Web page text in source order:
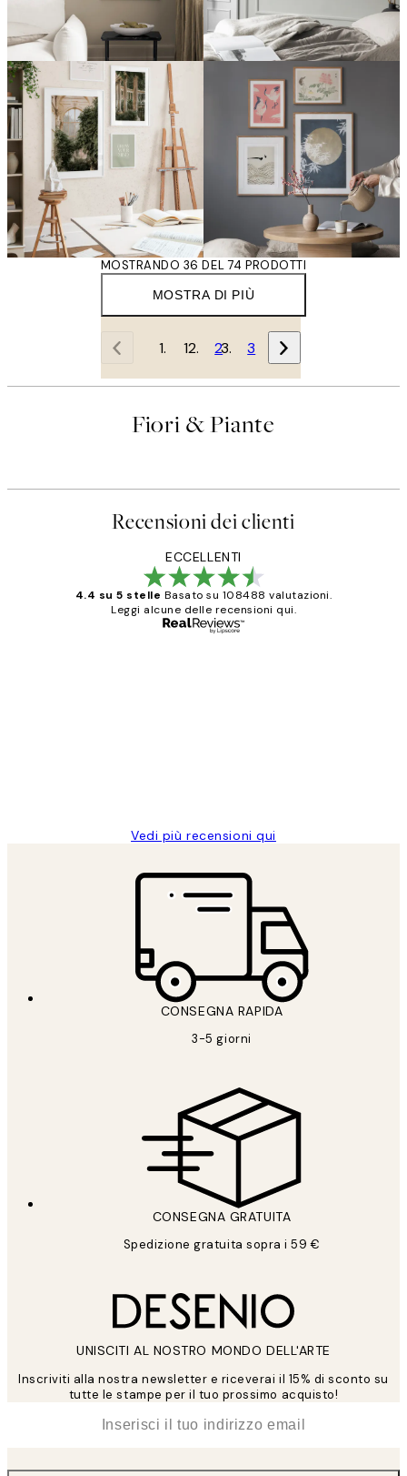
MOSTRA DI PIÙ
MOSTRANDO 36 DEL 74 PRODOTTI
1 2 3
Fiori & Piante
Recensioni dei clienti
ECCELLENTI
4.4 su 5 stelle Basato su 108488 valutazioni.
Leggi alcune delle recensioni qui.
Vedi più recensioni qui
CONSEGNA RAPIDA
3-5 giorni
CONSEGNA GRATUITA
Spedizione gratuita sopra i 59 €
UNISCITI AL NOSTRO MONDO DELL'ARTE
Inscriviti alla nostra newsletter e riceverai il 15% di sconto su
tutte le stampe per il tuo prossimo acquisto!